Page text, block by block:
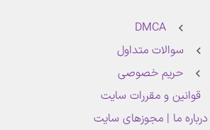
DMCA
سوالات متداول
حریم خصوصی
قوانین و مقررات سایت
درباره ما | مجوزهای سایت